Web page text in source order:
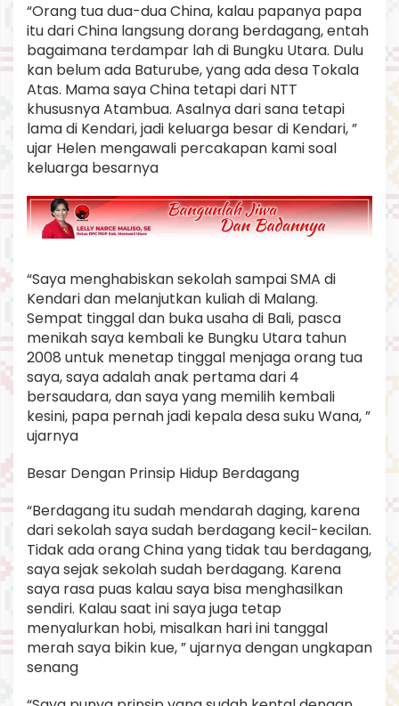
“Orang tua dua-dua China, kalau papanya papa
itu dari China langsung dorang berdagang, entah
bagaimana terdampar lah di Bungku Utara. Dulu
kan belum ada Baturube, yang ada desa Tokala
Atas. Mama saya China tetapi dari NTT
khususnya Atambua. Asalnya dari sana tetapi
lama di Kendari, jadi keluarga besar di Kendari, ”
ujar Helen mengawali percakapan kami soal
keluarga besarnya
“Saya menghabiskan sekolah sampai SMA di
Kendari dan melanjutkan kuliah di Malang.
Sempat tinggal dan buka usaha di Bali, pasca
menikah saya kembali ke Bungku Utara tahun
2008 untuk menetap tinggal menjaga orang tua
saya, saya adalah anak pertama dari 4
bersaudara, dan saya yang memilih kembali
kesini, papa pernah jadi kepala desa suku Wana, ”
ujarnya
Besar Dengan Prinsip Hidup Berdagang
“Berdagang itu sudah mendarah daging, karena
dari sekolah saya sudah berdagang kecil-kecilan.
Tidak ada orang China yang tidak tau berdagang,
saya sejak sekolah sudah berdagang. Karena
saya rasa puas kalau saya bisa menghasilkan
sendiri. Kalau saat ini saya juga tetap
menyalurkan hobi, misalkan hari ini tanggal
merah saya bikin kue, ” ujarnya dengan ungkapan
senang